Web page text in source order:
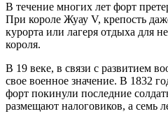
В течение многих лет форт
При короле Жуау V, крепость
курорта или лагеря отдыха для
короля.
В 19 веке, в связи с развитием
свое военное значение. В 1832
форт покинули последние
размещают налоговиков, а семь